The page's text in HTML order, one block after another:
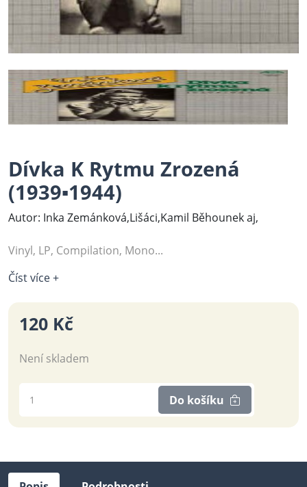
Dívka K Rytmu Zrozená
(1939▪1944)
Autor: Inka Zemánková,Lišáci,Kamil Běhounek aj,
Vinyl, LP, Compilation, Mono...
Číst více +
120 Kč
Není skladem
Do košíku